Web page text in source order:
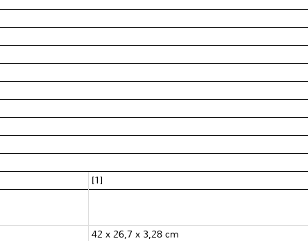
[1]
42 x 26,7 x 3,28 cm